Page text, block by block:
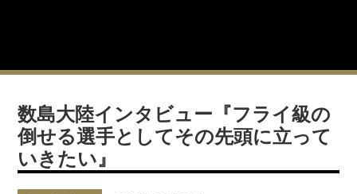
数島大陸インタビュー『フライ級の
倒せる選手としてその先頭に立って
いきたい』